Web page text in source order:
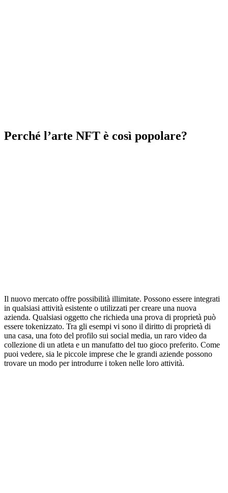
Perché l’arte NFT è così popolare?
Il nuovo mercato offre possibilità illimitate. Possono essere integrati
in qualsiasi attività esistente o utilizzati per creare una nuova
azienda. Qualsiasi oggetto che richieda una prova di proprietà può
essere tokenizzato. Tra gli esempi vi sono il diritto di proprietà di
una casa, una foto del profilo sui social media, un raro video da
collezione di un atleta e un manufatto del tuo gioco preferito. Come
puoi vedere, sia le piccole imprese che le grandi aziende possono
trovare un modo per introdurre i token nelle loro attività.